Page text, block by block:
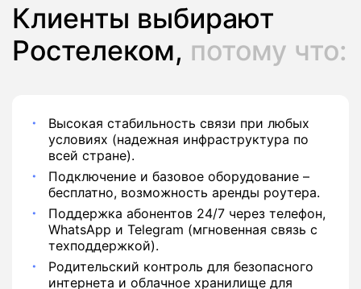
Клиенты выбирают
Ростелеком, потому что:
Высокая стабильность связи при любых
условиях (надежная инфраструктура по
всей стране).
Подключение и базовое оборудование –
бесплатно, возможность аренды роутера.
Поддержка абонентов 24/7 через телефон,
WhatsApp и Telegram (мгновенная связь с
техподдержкой).
Родительский контроль для безопасного
интернета и облачное хранилище для